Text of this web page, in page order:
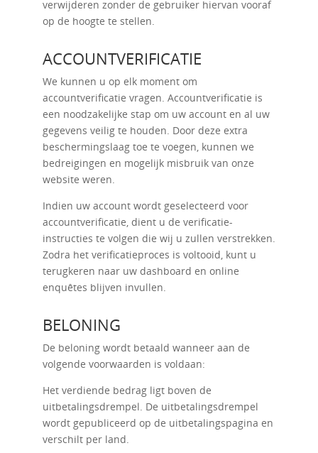
verwijderen zonder de gebruiker hiervan vooraf
op de hoogte te stellen.
ACCOUNTVERIFICATIE
We kunnen u op elk moment om
accountverificatie vragen. Accountverificatie is
een noodzakelijke stap om uw account en al uw
gegevens veilig te houden. Door deze extra
beschermingslaag toe te voegen, kunnen we
bedreigingen en mogelijk misbruik van onze
website weren.
Indien uw account wordt geselecteerd voor
accountverificatie, dient u de verificatie-
instructies te volgen die wij u zullen verstrekken.
Zodra het verificatieproces is voltooid, kunt u
terugkeren naar uw dashboard en online
enquêtes blijven invullen.
BELONING
De beloning wordt betaald wanneer aan de
volgende voorwaarden is voldaan:
Het verdiende bedrag ligt boven de
uitbetalingsdrempel. De uitbetalingsdrempel
wordt gepubliceerd op de uitbetalingspagina en
verschilt per land.